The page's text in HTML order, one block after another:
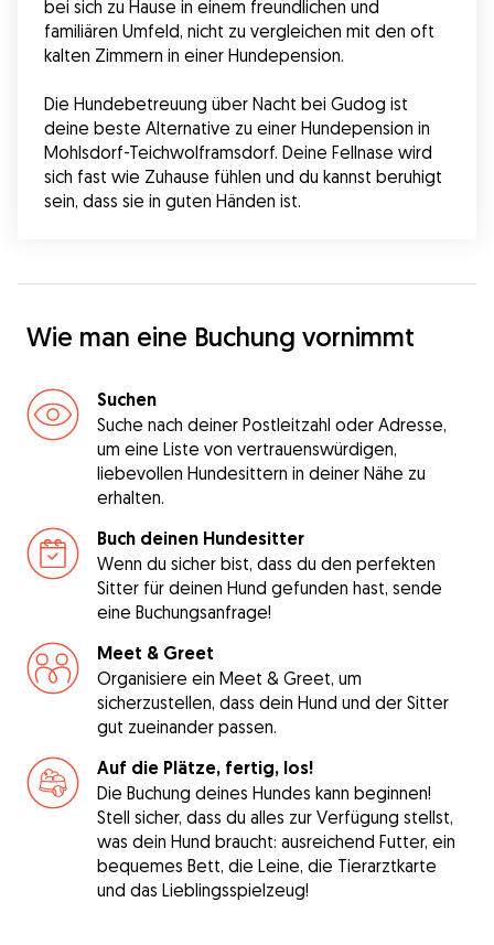
bei sich zu Hause in einem freundlichen und
familiären Umfeld, nicht zu vergleichen mit den oft
kalten Zimmern in einer Hundepension.
Die Hundebetreuung über Nacht bei Gudog ist
deine beste Alternative zu einer Hundepension in
Mohlsdorf-Teichwolframsdorf. Deine Fellnase wird
sich fast wie Zuhause fühlen und du kannst beruhigt
sein, dass sie in guten Händen ist.
Wie man eine Buchung vornimmt
Suchen
Suche nach deiner Postleitzahl oder Adresse,
um eine Liste von vertrauenswürdigen,
liebevollen Hundesittern in deiner Nähe zu
erhalten.
Buch deinen Hundesitter
Wenn du sicher bist, dass du den perfekten
Sitter für deinen Hund gefunden hast, sende
eine Buchungsanfrage!
Meet & Greet
Organisiere ein Meet & Greet, um
sicherzustellen, dass dein Hund und der Sitter
gut zueinander passen.
Auf die Plätze, fertig, los!
Die Buchung deines Hundes kann beginnen!
Stell sicher, dass du alles zur Verfügung stellst,
was dein Hund braucht: ausreichend Futter, ein
bequemes Bett, die Leine, die Tierarztkarte
und das Lieblingsspielzeug!